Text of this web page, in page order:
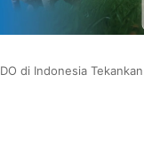
di Indonesia